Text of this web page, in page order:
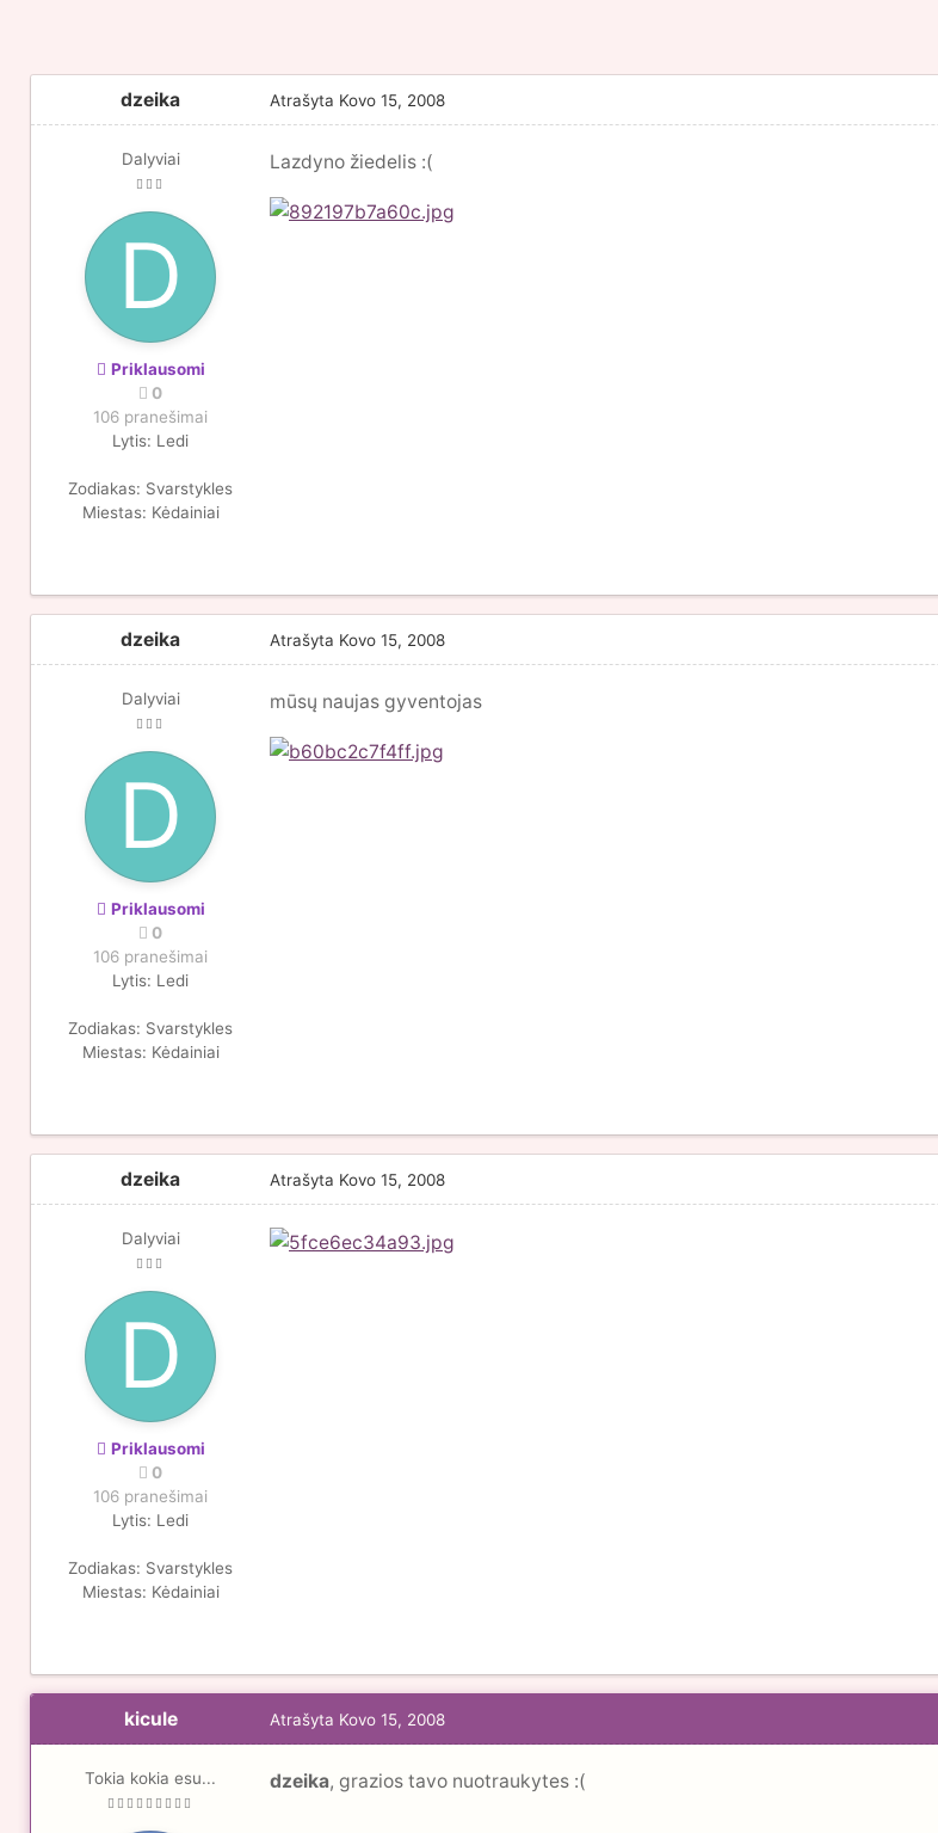
dzeika
Dalyviai
Priklausomi
0
106 pranešimai
Lytis: Ledi
Zodiakas: Svarstykles
Miestas: Kėdainiai
Atrašyta Kovo 15, 2008
Lazdyno žiedelis :(
dzeika
Dalyviai
Priklausomi
0
106 pranešimai
Lytis: Ledi
Zodiakas: Svarstykles
Miestas: Kėdainiai
Atrašyta Kovo 15, 2008
mūsų naujas gyventojas
dzeika
Dalyviai
Priklausomi
0
106 pranešimai
Lytis: Ledi
Zodiakas: Svarstykles
Miestas: Kėdainiai
Atrašyta Kovo 15, 2008
kicule
Tokia kokia esu...
Atrašyta Kovo 15, 2008
dzeika, grazios tavo nuotraukytes :(